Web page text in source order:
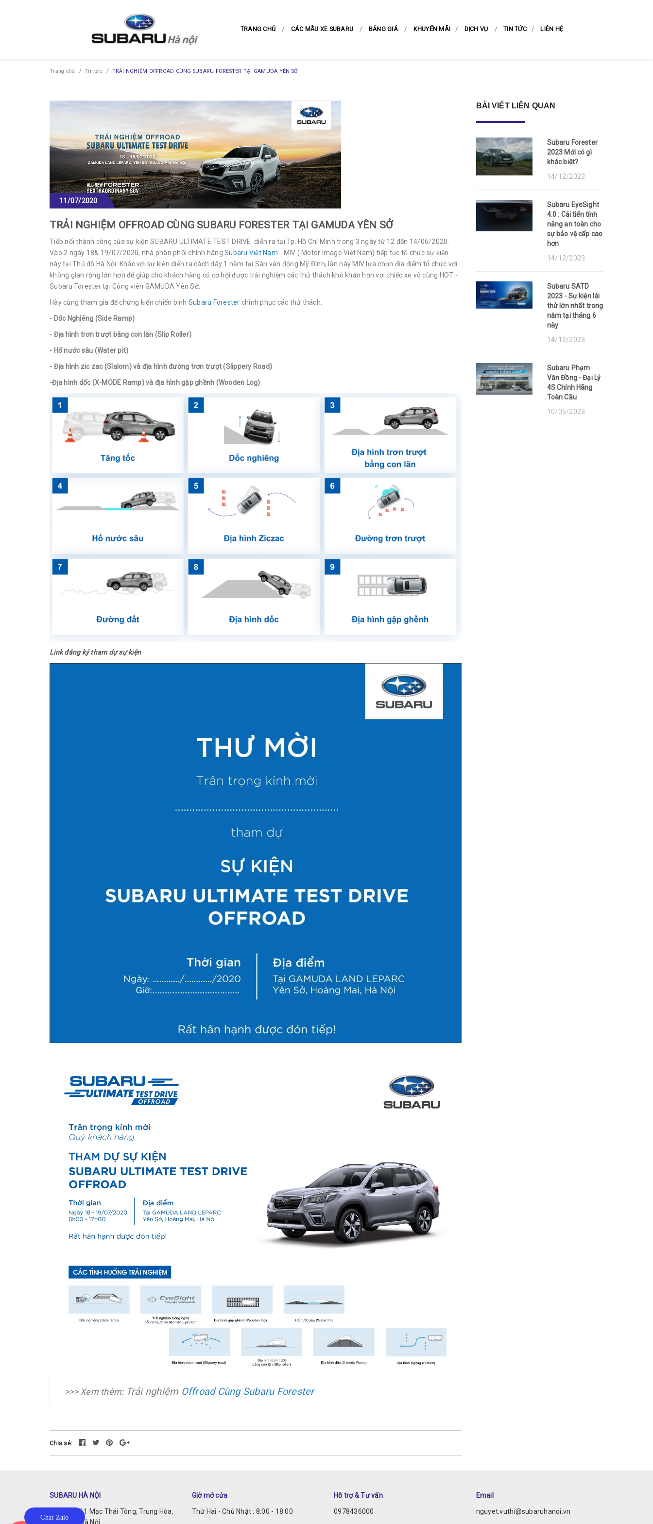
TRANG CHỦ CÁC MẪU XE SUBARU BẢNG GIÁ KHUYẾN MÃI DỊCH VỤ TIN TỨC LIÊN HỆ
Trang chủ / Tin tức / TRẢI NGHIỆM OFFROAD CÙNG SUBARU FORESTER TẠI GAMUDA YÊN SỞ
11/07/2020
TRẢI NGHIỆM OFFROAD CÙNG SUBARU FORESTER TẠI GAMUDA YÊN SỞ
Tiếp nối thành công của sự kiện SUBARU ULTIMATE TEST DRIVE diễn ra tại Tp. Hồ Chí Minh trong 3 ngày từ 12 đến 14/06/2020.
Vào 2 ngày 18& 19/07/2020, nhà phân phối chính hãng Subaru Việt Nam - MIV ( Motor Image Việt Nam) tiếp tục tổ chức sự kiện
này tại Thủ đô Hà Nội. Khác với sự kiện diễn ra cách đây 1 năm tại Sân vận động Mỹ Đình, lần này MIV lựa chọn địa điểm tổ chức với
không gian rộng lớn hơn để giúp cho khách hàng có cơ hội được trải nghiệm các thử thách khó khăn hơn vơi chiếc xe vô cùng HOT -
Subaru Forester tại Công viên GAMUDA Yên Sở.
Hãy cùng tham gia để chứng kiến chiến binh Subaru Forester chinh phục các thử thách:
- Dốc Nghiêng (Side Ramp)
- Địa hình trơn trượt bằng con lăn (Slip Roller)
- Hố nước sâu (Water pit)
- Địa hình zic zac (Slalom) và địa hình đường trơn trượt (Slippery Road)
-Địa hình dốc (X-MODE Ramp) và địa hình gập ghềnh (Wooden Log)
Link đăng ký tham dự sự kiện
>>> Xem thêm: Trải nghiệm Offroad Cùng Subaru Forester
Chia sẻ:
BÀI VIẾT LIÊN QUAN
Subaru Forester
2023 Mới có gì
khác biệt?
14/12/2023
Subaru EyeSight
4.0 : Cải tiến tính
năng an toàn cho
sự bảo vệ cấp cao
hơn
14/12/2023
Subaru SATD
2023 - Sự kiện lái
thử lớn nhất trong
năm tại tháng 6
này
14/12/2023
Subaru Phạm
Văn Đồng - Đại Lý
4S Chính Hãng
Toàn Cầu
10/05/2023
SUBARU HÀ NỘI
Địa chỉ: Số 1 Mạc Thái Tông, Trung Hòa,
Cầu Giấy, Hà Nội.
Giờ mở cửa
Thứ Hai - Chủ Nhật : 8:00 - 18:00
Hỗ trợ & Tư vấn
0978436000
Email
nguyet.vuthi@subaruhanoi.vn
Chat Zalo